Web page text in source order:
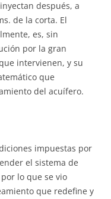
después, a
de la corta. El
es, sin
por la gran
intervienen, y su
que
del acuífero.
impuestas por
el sistema de
lo que se vio
que redefine y